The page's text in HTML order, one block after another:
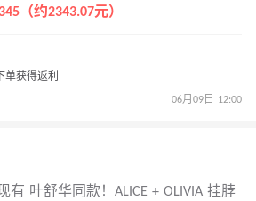
（约2343.07元）
单获得返利
06月09日 12:00
有 叶舒华同款！ALICE + OLIVIA 挂脖